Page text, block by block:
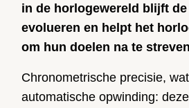
in de horlogewereld blijft
evolueren en helpt het
om hun doelen na te
Chronometrische precisie,
automatische opwinding: